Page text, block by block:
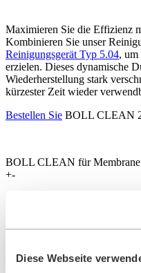
Diese Webseite
Maximieren Sie die Effizienz
Kombinieren Sie unser
Reinigungsgerät Typ 5.04, um
erzielen. Dieses dynamische
Wiederherstellung stark
kürzester Zeit wieder
Bestellen Sie BOLL CLEAN
BOLL CLEAN für Membrane
+-
3300